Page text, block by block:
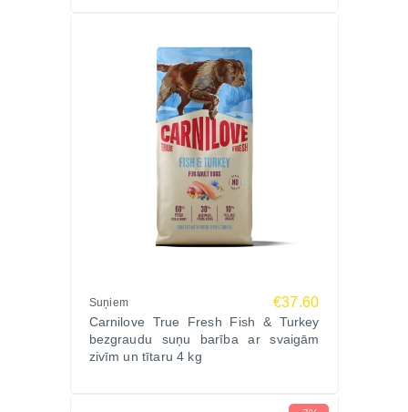
Jā, tā ir pilnvērtīga ikdienas barība.
Pasūti Carnilove True Fresh Duck kaķu barību
sterilizētiem kaķiem 2 kg Zoopasaule.lv
internetveikalā un nodrošini savam kaķim
sabalansētu uzturu un optimālu veselību.
Izvēlies bezgraudu kaķu barību, kas palīdz uzturēt
svaru, gremošanu un vitalitāti sterilizētiem kaķiem.
Suņiem €37.60
Carnilove True Fresh Fish & Turkey
bezgraudu suņu barība ar svaigām
zivīm un tītaru 4 kg